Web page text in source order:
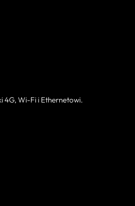
4G, Wi-Fi i Ethernetowi.